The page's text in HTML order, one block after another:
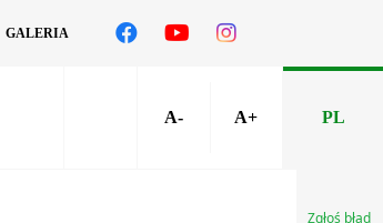
GALERIA
A- A+ PL
Zgłoś błąd